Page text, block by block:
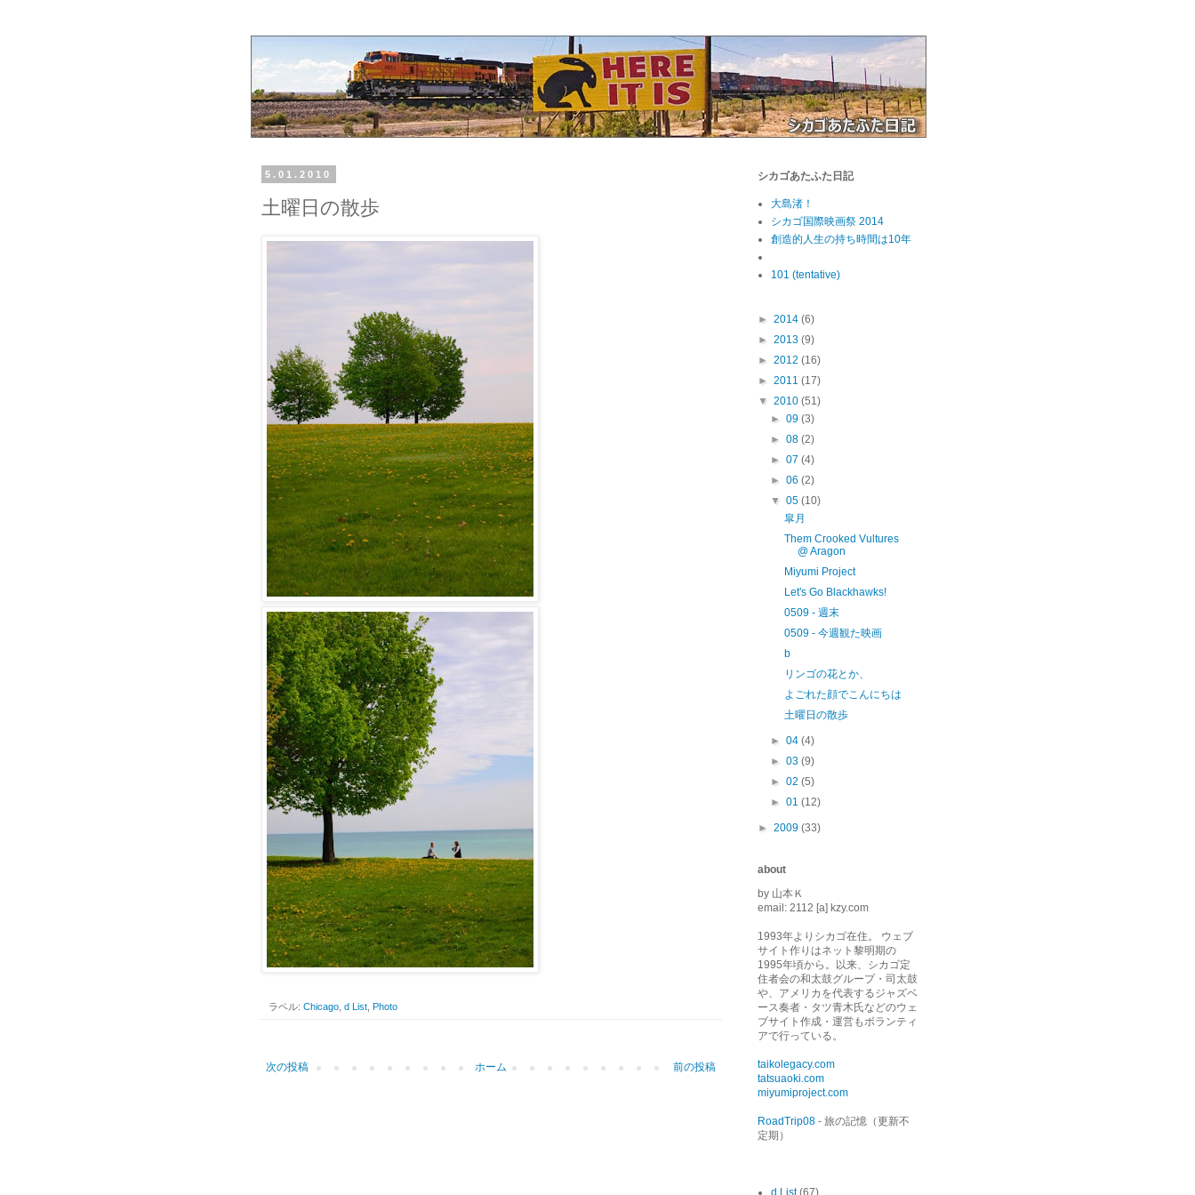
5.01.2010
土曜日の散歩
ラベル: Chicago d List Photo
次の投稿 前の投稿
ホーム
シカゴあたふた日記
大島渚！
シカゴ国際映画祭 2014
創造的人生の持ち時間は10年
101 (tentative)
► 2014 (6)
► 2013 (9)
► 2012 (16)
► 2011 (17)
▼ 2010 (51)
►09(3)
►08(2)
►07(4)
►06(2)
▼05(10)
皐月
Them Crooked Vultures
@ Aragon
Miyumi Project
Let's Go Blackhawks!
0509 - 週末
0509 - 今週観た映画
b
リンゴの花とか、
よごれた顔でこんにちは
土曜日の散歩
►04(4)
►03(9)
►02(5)
►01(12)
► 2009 (33)
about
by 山本Ｋ
email: 2112 [a] kzy.com
1993年よりシカゴ在住。 ウェブ
サイト作りはネット黎明期の
1995年頃から。以来、シカゴ定
住者会の和太鼓グループ・司太鼓
や、アメリカを代表するジャズベ
ース奏者・タツ青木氏などのウェ
ブサイト作成・運営もボランティ
アで行っている。
taikolegacy.com
tatsuaoki.com
miyumiproject.com
RoadTrip08 - 旅の記憶（更新不
定期）
d List (67)